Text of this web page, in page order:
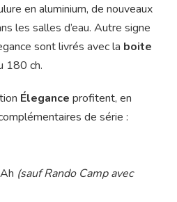
en aluminium, de nouveaux
les salles d’eau. Autre signe
sont livrés avec la boite
180 ch.
Élegance profitent, en
de série :
(sauf Rando Camp avec